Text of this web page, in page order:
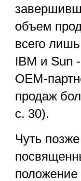
объем
всего
IBM и Sun
OEM-
продаж
с. 30).
Чуть
положение